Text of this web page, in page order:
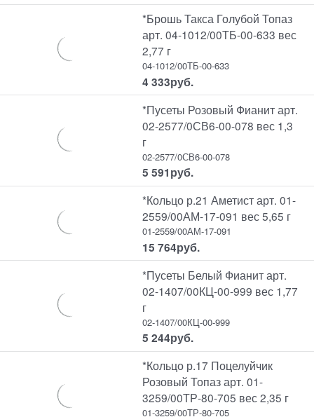
*Брошь Такса Голубой Топаз
арт. 04-1012/00ТБ-00-633 вес
2,77 г
04-1012/00ТБ-00-633
4 333руб.
*Пусеты Розовый Фианит арт.
02-2577/0СВ6-00-078 вес 1,3
г
02-2577/0СВ6-00-078
5 591руб.
*Кольцо р.21 Аметист арт. 01-
2559/00АМ-17-091 вес 5,65 г
01-2559/00АМ-17-091
15 764руб.
*Пусеты Белый Фианит арт.
02-1407/00КЦ-00-999 вес 1,77
г
02-1407/00КЦ-00-999
5 244руб.
*Кольцо р.17 Поцелуйчик
Розовый Топаз арт. 01-
3259/00ТР-80-705 вес 2,35 г
01-3259/00ТР-80-705